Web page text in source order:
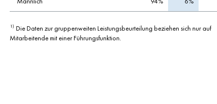
1) Die Daten zur gruppenweiten Leistungsbeurteilung beziehen sich nur auf
Mitarbeitende mit einer Führungsfunktion.